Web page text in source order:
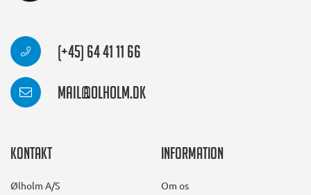
(+45) 64 41 11 66
mail@olholm.dk
Kontakt
Ølholm A/S
Information
Om os